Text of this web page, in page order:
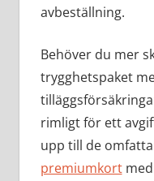
avbeställning.
Behöver du mer
trygghetspaket
rimligt för ett
upp till de
premiumkortmed